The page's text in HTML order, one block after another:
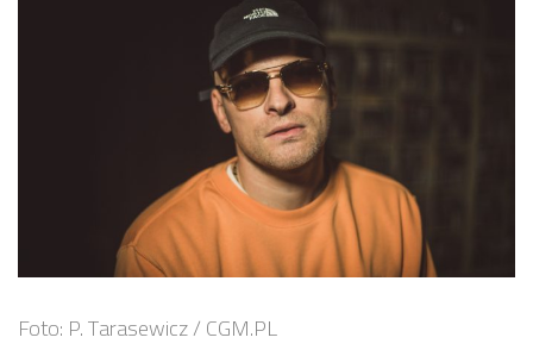
Foto: P. Tarasewicz / CGM.PL